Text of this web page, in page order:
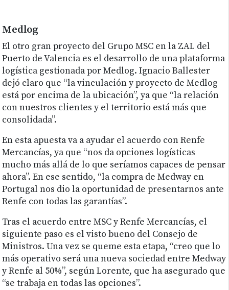
Medlog
El otro gran proyecto del Grupo MSC en la ZAL del
Puerto de Valencia es el desarrollo de una plataforma
logística gestionada por Medlog. Ignacio Ballester
dejó claro que “la vinculación y proyecto de Medlog
está por encima de la ubicación”, ya que “la relación
con nuestros clientes y el territorio está más que
consolidada”.
En esta apuesta va a ayudar el acuerdo con Renfe
Mercancías, ya que “nos da opciones logísticas
mucho más allá de lo que seríamos capaces de pensar
ahora”. En ese sentido, “la compra de Medway en
Portugal nos dio la oportunidad de presentarnos ante
Renfe con todas las garantías”.
Tras el acuerdo entre MSC y Renfe Mercancías, el
siguiente paso es el visto bueno del Consejo de
Ministros. Una vez se queme esta etapa, “creo que lo
más operativo será una nueva sociedad entre Medway
y Renfe al 50%”, según Lorente, que ha asegurado que
“se trabaja en todas las opciones”.